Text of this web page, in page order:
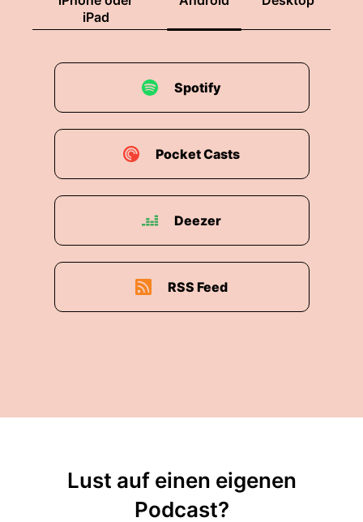
iPad
Spotify
Pocket Casts
Deezer
RSS Feed
Lust auf einen eigenen
Podcast?